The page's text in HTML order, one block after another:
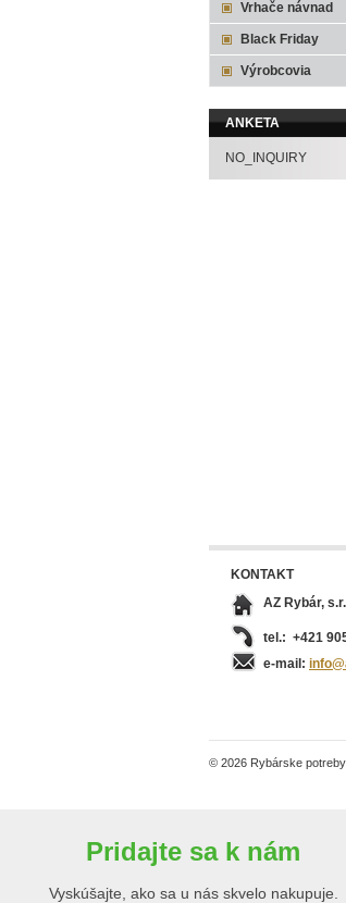
Vrhače návnad
Black Friday
Výrobcovia
ANKETA
NO_INQUIRY
KONTAKT
AZ Rybár,
tel.: +421
e-mail:
© 2026 Rybárske
Pridajte sa k nám
Vyskúšajte, ako sa u nás skvelo nakupuje.